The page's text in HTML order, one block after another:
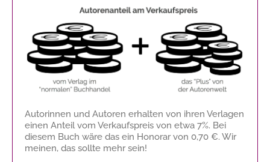
Autorinnen und Autoren erhalten von ihren Verlagen
einen Anteil vom Verkaufspreis von etwa 7%. Bei
diesem Buch wäre das ein Honorar von 0,70 €. Wir
meinen, das sollte mehr sein!